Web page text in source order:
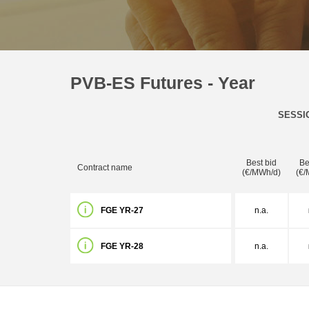
PVB-ES Futures - Year
Contract name
Best bid
(€/MWh/d)
(€/
FGE YR-27 n.a.
FGE YR-28 n.a.